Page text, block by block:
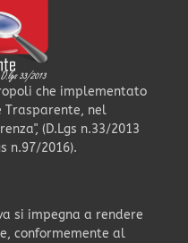
che implementato
Trasparente, nel
(D.Lgs n.33/2013
n.97/2016).
si impegna a rendere
conformemente al